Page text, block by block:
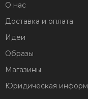
О нас
Доставка и оплата
Идеи
Образы
Магазины
Юридическая